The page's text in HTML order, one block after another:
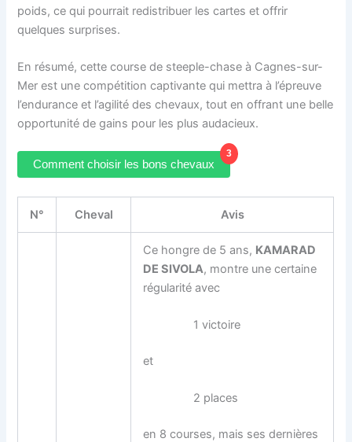
poids, ce qui pourrait redistribuer les cartes et offrir
quelques surprises.
En résumé, cette course de steeple-chase à Cagnes-sur-
Mer est une compétition captivante qui mettra à l’épreuve
l’endurance et l’agilité des chevaux, tout en offrant une belle
opportunité de gains pour les plus audacieux.
Comment choisir les bons chevaux
3
N° Cheval Avis
Ce hongre de 5 ans, KAMARAD
DE SIVOLA, montre une certaine
régularité avec
1 victoire
et
2 places
en 8 courses, mais ses dernières